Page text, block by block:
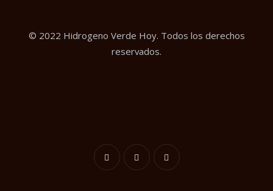
© 2022 Hidrogeno Verde Hoy. Todos los derechos
reservados.